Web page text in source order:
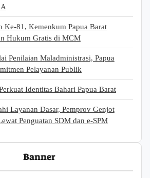
Ke-81, Kemenkum Papua Barat
Hukum Gratis di MCM
Penilaian Maladministrasi, Papua
Pelayanan Publik
Identitas Bahari Papua Barat
Layanan Dasar, Pemprov Genjot
Penguatan SDM dan e-SPM
Banner